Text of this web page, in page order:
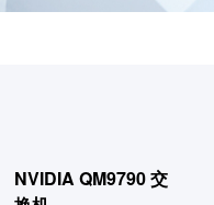
NVIDIA QM9790 交